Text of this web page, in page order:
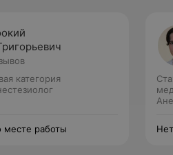
категория
работы